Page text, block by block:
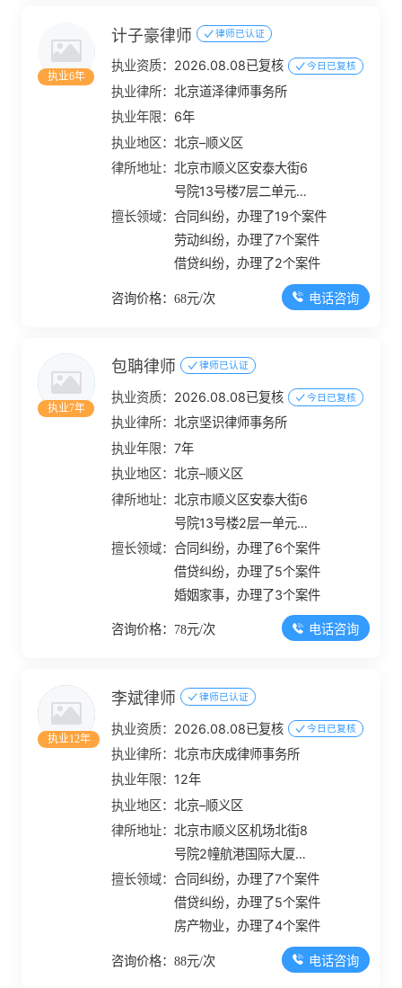
执业6年
计子豪律师 律师已认证
执业资质： 2026.08.08已复核 今日已复核
执业律所：北京道泽律师事务所
执业年限： 6年
执业地区：北京–顺义区
律所地址：北京市顺义区安泰大街6
号院13号楼7层二单元
709
擅长领域：合同纠纷，办理了19个案件
劳动纠纷，办理了7个案件
借贷纠纷，办理了2个案件
咨询价格：68元/次 电话咨询
执业7年
包聃律师 律师已认证
执业资质： 2026.08.08已复核 今日已复核
执业律所：北京坚识律师事务所
执业年限：7年
执业地区：北京–顺义区
律所地址：北京市顺义区安泰大街6
号院13号楼2层一单元
203
擅长领域：合同纠纷，办理了6个案件
借贷纠纷，办理了5个案件
婚姻家事，办理了3个案件
咨询价格：78元/次 电话咨询
执业12年
李斌律师 律师已认证
执业资质： 2026.08.08已复核 今日已复核
执业律所：北京市庆成律师事务所
执业年限： 12年
执业地区：北京–顺义区
律所地址：北京市顺义区机场北街8
号院2幢航港国际大厦
805
擅长领域：合同纠纷，办理了7个案件
借贷纠纷，办理了5个案件
房产物业，办理了4个案件
咨询价格：88元/次 电话咨询